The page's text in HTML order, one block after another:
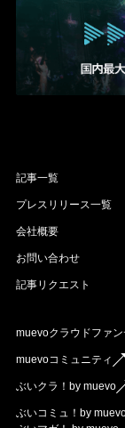
記事一覧
プレスリリース一覧
会社概要
お問い合わせ
記事リクエスト
muevoクラウドファ
muevoコミュニティ
ぶいクラ！by muevo
ぶいコミュ！by